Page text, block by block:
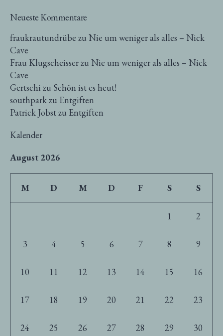
Neueste Kommentare
fraukrautundrübe zu Nie um weniger als alles – Nick
Cave
Frau Klugscheisserzu Nie um weniger als alles – Nick
Cave
Gertschi zu Schön ist es heut!
southparkzu Entgiften
Patrick Jobstzu Entgiften
Kalender
August 2026
M D M D F S S
1 2
3 4 5 6 7 8 9
10 11 12 13 14 15 16
17 18 19 20 21 22 23
24 25 26 27 28 29 30